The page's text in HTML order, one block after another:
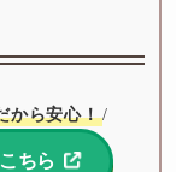
から安心！/
ちら